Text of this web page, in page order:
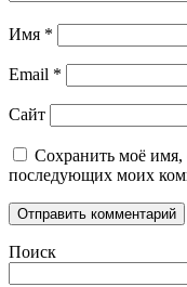
Имя *
Email *
Сайт
Сохранить моё имя,
последующих моих
Поиск